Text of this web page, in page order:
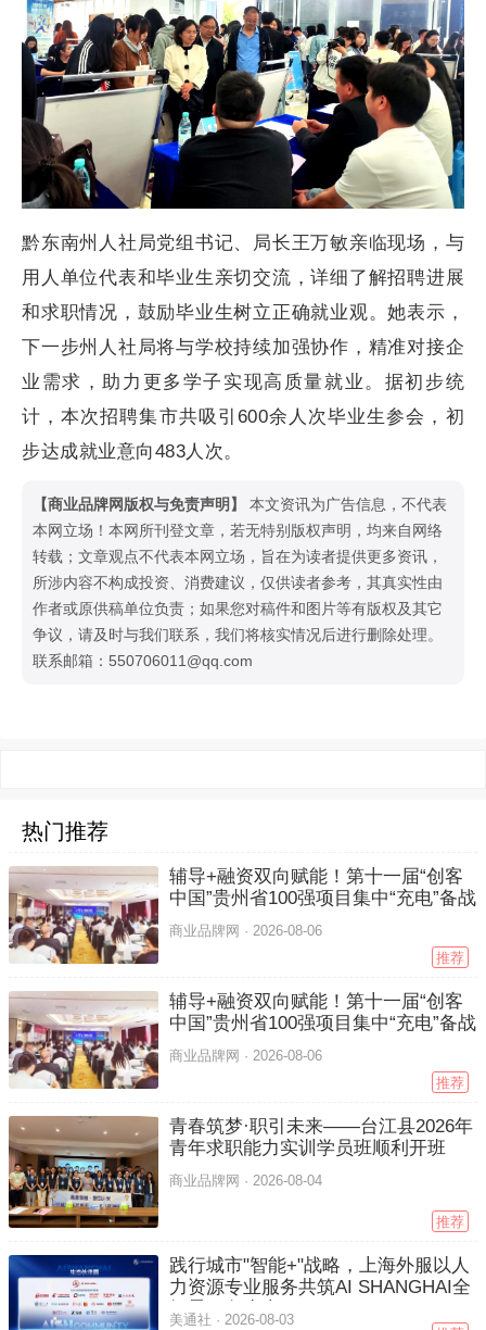
黔东南州人社局党组书记、局长王万敏亲临现场，与
用人单位代表和毕业生亲切交流，详细了解招聘进展
和求职情况，鼓励毕业生树立正确就业观。她表示，
下一步州人社局将与学校持续加强协作，精准对接企
业需求，助力更多学子实现高质量就业。据初步统
计，本次招聘集市共吸引600余人次毕业生参会，初
步达成就业意向483人次。
【商业品牌网版权与免责声明】
本文资讯为广告信息，不代表
本网立场！本网所刊登文章，若无特别版权声明，均来自网络
转载；文章观点不代表本网立场，旨在为读者提供更多资讯，
所涉内容不构成投资、消费建议，仅供读者参考，其真实性由
作者或原供稿单位负责；如果您对稿件和图片等有版权及其它
争议，请及时与我们联系，我们将核实情况后进行删除处理。
联系邮箱：550706011@qq.com
热门推荐
辅导+融资双向赋能！第十一届“创客
中国”贵州省100强项目集中“充电”备战
商业品牌网 ·2026-08-06
推荐
辅导+融资双向赋能！第十一届“创客
中国”贵州省100强项目集中“充电”备战
商业品牌网 · 2026-08-06
推荐
青春筑梦·职引未来——台江县2026年
青年求职能力实训学员班顺利开班
商业品牌网 · 2026-08-04
推荐
践行城市"智能+"战略，上海外服以人
力资源专业服务共筑AI SHANGHAI全
场景服务生态
美通社 ·2026-08-03